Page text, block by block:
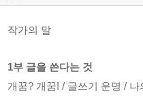
작가의 말
1부 글을 쓴다는 것
개꿈? 개꿈! / 글쓰기 운명 /